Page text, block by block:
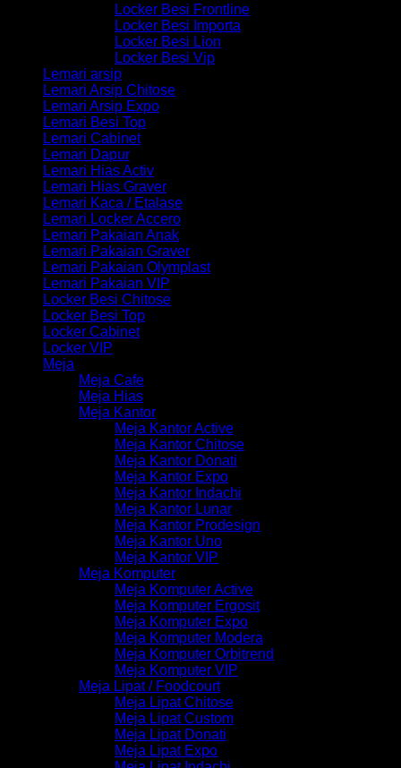
Locker Besi Frontline
Locker Besi Importa
Locker Besi Lion
Locker Besi Vip
Lemari arsip
Lemari Arsip Chitose
Lemari Arsip Expo
Lemari Besi Top
Lemari Cabinet
Lemari Dapur
Lemari Hias Activ
Lemari Hias Graver
Lemari Kaca / Etalase
Lemari Locker Accero
Lemari Pakaian Anak
Lemari Pakaian Graver
Lemari Pakaian Olymplast
Lemari Pakaian VIP
Locker Besi Chitose
Locker Besi Top
Locker Cabinet
Locker VIP
Meja
Meja Cafe
Meja Hias
Meja Kantor
Meja Kantor Active
Meja Kantor Chitose
Meja Kantor Donati
Meja Kantor Expo
Meja Kantor Indachi
Meja Kantor Lunar
Meja Kantor Prodesign
Meja Kantor Uno
Meja Kantor VIP
Meja Komputer
Meja Komputer Active
Meja Komputer Ergosit
Meja Komputer Expo
Meja Komputer Modera
Meja Komputer Orbitrend
Meja Komputer VIP
Meja Lipat / Foodcourt
Meja Lipat Chitose
Meja Lipat Custom
Meja Lipat Donati
Meja Lipat Expo